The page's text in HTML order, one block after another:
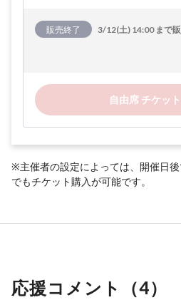
販売終了 3/12(土) 14:00 まで
自由席 チケッ
※主催者の設定によっては、開催日
でもチケット購入が可能です。
応援コメント（4）